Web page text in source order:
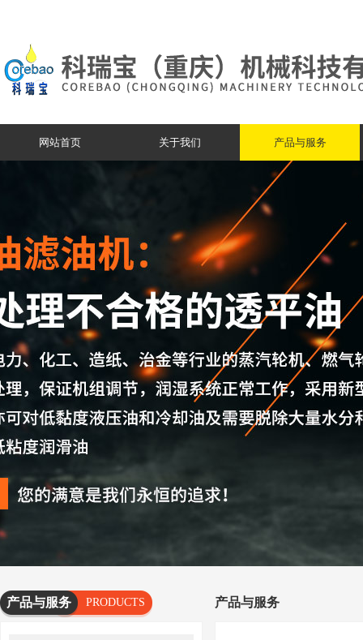
网站首页 关于我们 产品与服务
产品与服务
PRODUCTS
产品与服务